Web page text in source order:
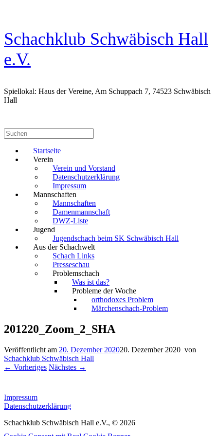
Schachklub Schwäbisch Hall
e.V.
Spiellokal: Haus der Vereine, Am Schuppach 7, 74523 Schwäbisch
Hall
Suchen
nach:
Startseite
Verein
Verein und Vorstand
Datenschutzerklärung
Impressum
Mannschaften
Mannschaften
Damenmannschaft
DWZ-Liste
Jugend
Jugendschach beim SK Schwäbisch Hall
Aus der Schachwelt
Schach Links
Presseschau
Problemschach
Was ist das?
Probleme der Woche
orthodoxes Problem
Märchenschach-Problem
201220_Zoom_2_SHA
Veröffentlicht am 20. Dezember 202020. Dezember 2020 von
Schachklub Schwäbisch Hall
← Vorheriges Nächstes →
Impressum
Datenschutzerklärung
Schachklub Schwäbisch Hall e.V., © 2026